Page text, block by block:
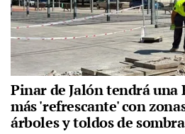
Pinar de Jalón tendrá una
más 'refrescante' con
árboles y toldos de sombra